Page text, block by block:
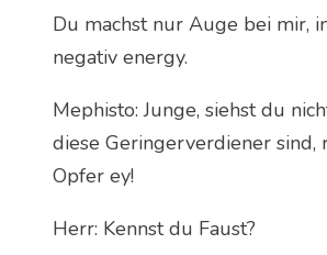
Du machst nur Auge bei mir,
negativ energy.
Mephisto: Junge, siehst du
diese Geringerverdiener sind,
Opfer ey!
Herr: Kennst du Faust?